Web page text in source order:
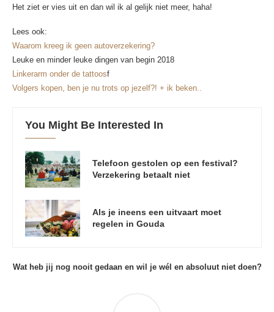
Het ziet er vies uit en dan wil ik al gelijk niet meer, haha!
Lees ook:
Waarom kreeg ik geen autoverzekering?
Leuke en minder leuke dingen van begin 2018
Linkerarm onder de tattoosf
Volgers kopen, ben je nu trots op jezelf?! + ik beken..
You Might Be Interested In
Telefoon gestolen op een festival?
Verzekering betaalt niet
Als je ineens een uitvaart moet
regelen in Gouda
Wat heb jij nog nooit gedaan en wil je wél en absoluut niet doen?